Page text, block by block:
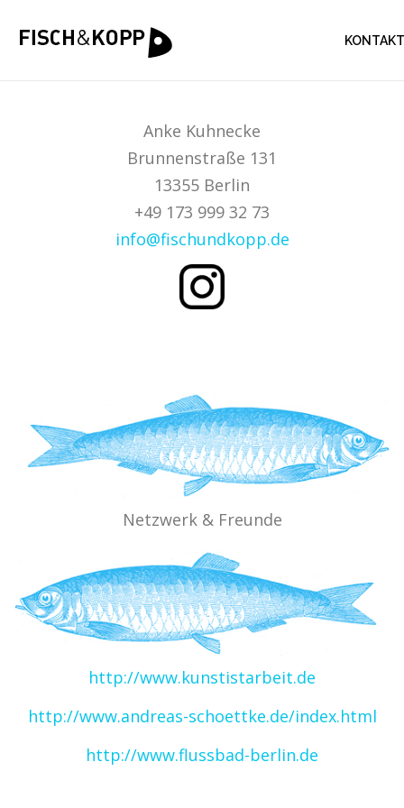
Anke Kuhnecke
Brunnenstraße 131
13355 Berlin
+49 173 999 32 73
info@fischundkopp.de
Netzwerk & Freunde
http://www.kunstistarbeit.de
http://www.andreas-schoettke.de/index.html
http://www.flussbad-berlin.de